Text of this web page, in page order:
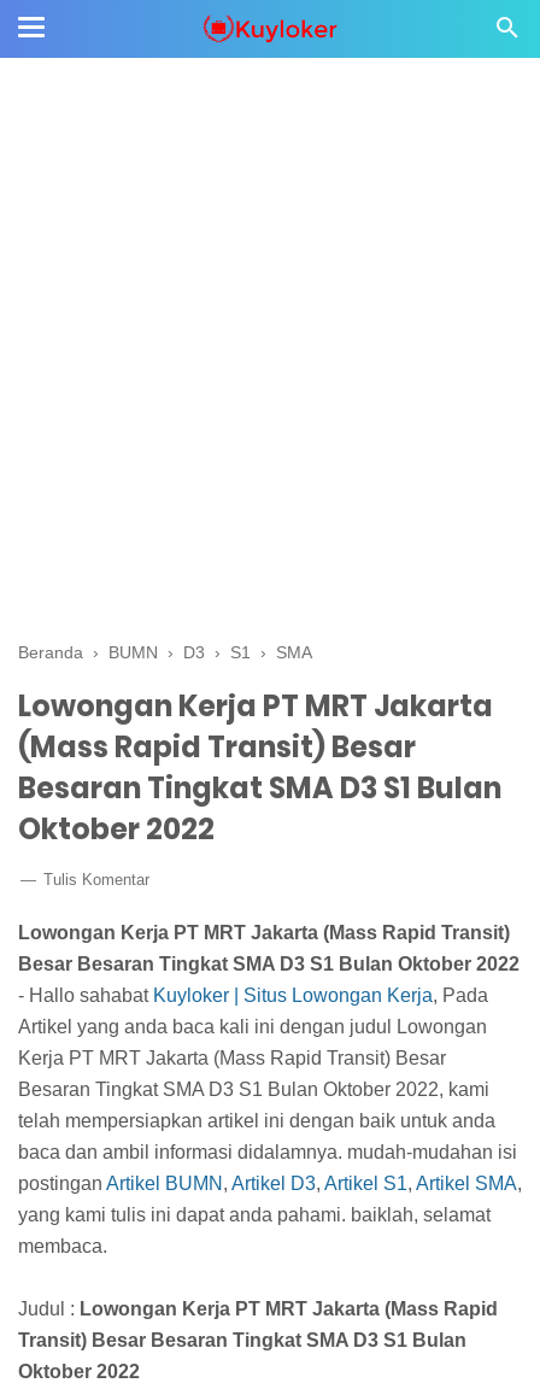
Beranda › BUMN › D3 › S1 › SMA
Lowongan Kerja PT MRT Jakarta
(Mass Rapid Transit) Besar
Besaran Tingkat SMA D3 S1 Bulan
Oktober 2022
Tulis Komentar
Lowongan Kerja PT MRT Jakarta (Mass Rapid Transit)
Besar Besaran Tingkat SMA D3 S1 Bulan Oktober 2022
- Hallo sahabat Kuyloker | Situs Lowongan Kerja, Pada
Artikel yang anda baca kali ini dengan judul Lowongan
Kerja PT MRT Jakarta (Mass Rapid Transit) Besar
Besaran Tingkat SMA D3 S1 Bulan Oktober 2022, kami
telah mempersiapkan artikel ini dengan baik untuk anda
baca dan ambil informasi didalamnya. mudah-mudahan isi
postingan Artikel BUMN , Artikel D3, Artikel S1, Artikel SMA,
yang kami tulis ini dapat anda pahami. baiklah, selamat
membaca.
Judul : Lowongan Kerja PT MRT Jakarta (Mass Rapid
Transit) Besar Besaran Tingkat SMA D3 S1 Bulan
Oktober 2022